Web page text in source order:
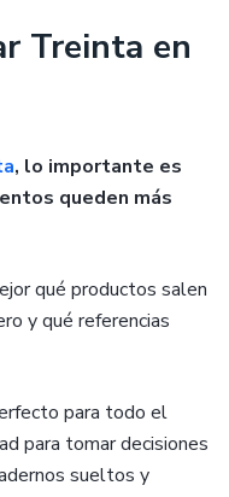
Treinta en
, lo importante es
queden más
qué productos salen
y qué referencias
para todo el
para tomar decisiones
sueltos y